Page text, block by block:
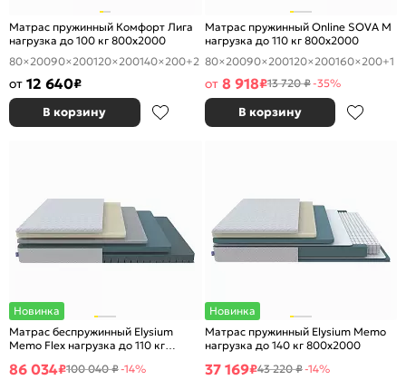
Матрас пружинный Комфорт Лига
нагрузка до 100 кг 800x2000
80×20090×200120×200140×200+2
от 12 640₽
В корзину
Матрас пружинный Online SOVA M
нагрузка до 110 кг 800x2000
80×20090×200120×200160×200+1
от 8 918₽13 720 ₽-35%
В корзину
Новинка
Матрас беспружинный Elysium
Memo Flex нагрузка до 110 кг
86 034₽100 040 ₽-14%
Новинка
Матрас пружинный Elysium Memo
нагрузка до 140 кг 800x2000
37 169₽43 220 ₽-14%